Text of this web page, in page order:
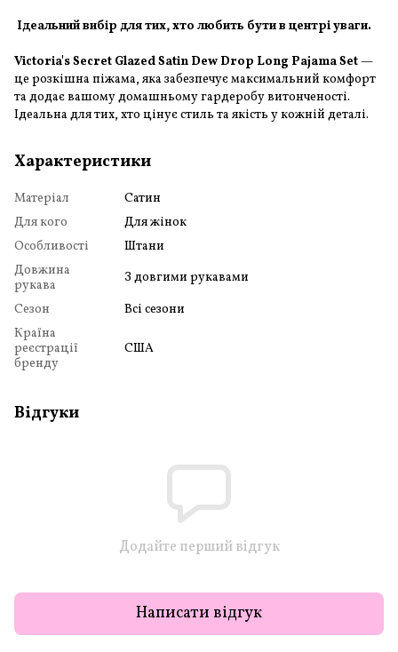
Ідеальний вибір для тих, хто любить бути в центрі уваги.
Victoria's Secret Glazed Satin Dew Drop Long Pajama Set —
це розкішна піжама, яка забезпечує максимальний комфорт
та додає вашому домашньому гардеробу витонченості.
Ідеальна для тих, хто цінує стиль та якість у кожній деталі.
Характеристики
Матеріал
Сатин
Для кого
Для жінок
Особливості
Штани
Довжина
рукава
З довгими рукавами
Сезон
Всі сезони
Країна
реєстрації
бренду
США
Відгуки
Додайте перший відгук
Написати відгук